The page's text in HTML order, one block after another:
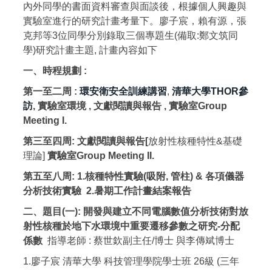
內外同學的書面資料審查與面談後，根據個人興趣與
實驗室進行的研究計畫考量下。廖子宸，賴有源，張
克邦等3位同學分別錄取三個專題生(備取:鄭文筑同
學)研究計畫主題, 計畫內容如下
一、時程規劃 :
第一至二周 : 環安衛安全訓練講習, 清華大學THOR參
訪, 實驗室環境 , 文獻閱讀與報告 , 實驗室Group
Meeting I.
第三至四周: 文獻閱讀與報告[放射性核種特性&基礎
理論] 實驗室Group Meeting II.
第五至八周: 1.核種特性實驗(吸附, 管柱) & 各項儀器
分析技術實驗 2.暑期工作計畫結案報告
二、題目(一): 開發與建立不同電腦數值分析技術對放
射性核種於地下水環境中重要遷移參數之研究-分配
係數 指導老師 : 蔡世欽副主任/博士 與李傳斌博士
1.廖子宸 清華大學 科技管理學院學士班 26級 (三年